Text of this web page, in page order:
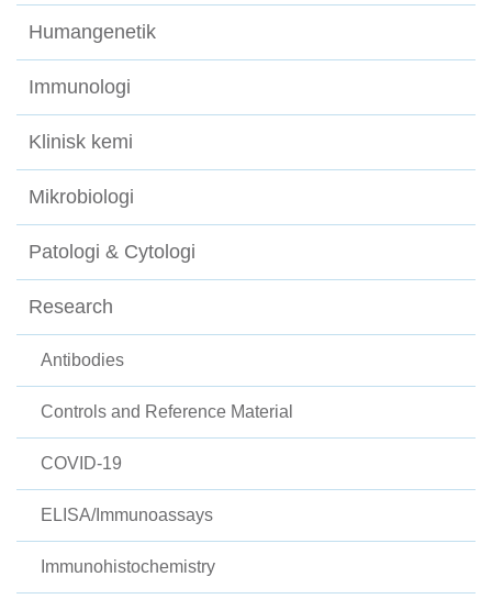
Humangenetik
Immunologi
Klinisk kemi
Mikrobiologi
Patologi & Cytologi
Research
Antibodies
Controls and Reference Material
COVID-19
ELISA/Immunoassays
Immunohistochemistry